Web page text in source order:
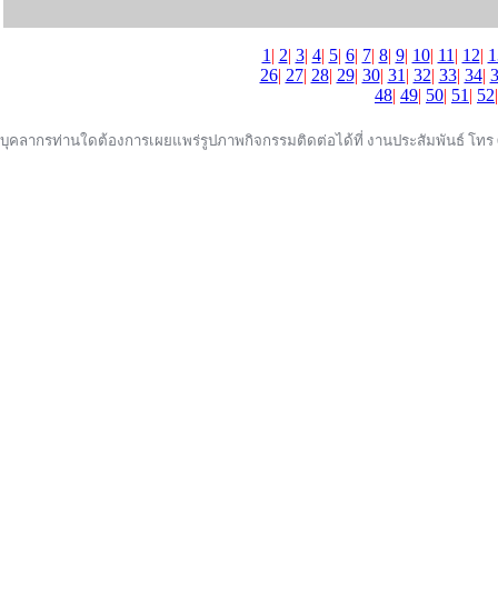
1 | 2| 3| 4| 5| 6| 7| 8| 9| 10| 11 | 12|
26| 27| 28| 29| 30| 31 | 32| 33| 34|
48| 49| 50| 51 | 52
บุคลากรท่านใดต้องการเผยแพร่รูปภาพกิจกรรมติดต่อได้ที่ งานประสัมพันธ์ โทร